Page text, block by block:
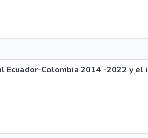
Colombia 2014 -2022 y el